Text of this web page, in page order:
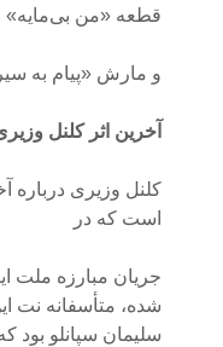
قطعه «من بی‌مایه»
و مارش «پیام به
آخرین اثر کلنل
کلنل وزیری
است که در
شده، متأسفانه نت
سلیمان سپانلو بود